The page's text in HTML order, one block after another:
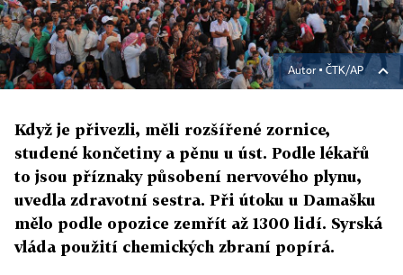
Autor ▪ ČTK/AP
Když je přivezli, měli rozšířené zornice,
studené končetiny a pěnu u úst. Podle lékařů
to jsou příznaky působení nervového plynu,
uvedla zdravotní sestra. Při útoku u Damašku
mělo podle opozice zemřít až 1300 lidí. Syrská
vláda použití chemických zbraní popírá.